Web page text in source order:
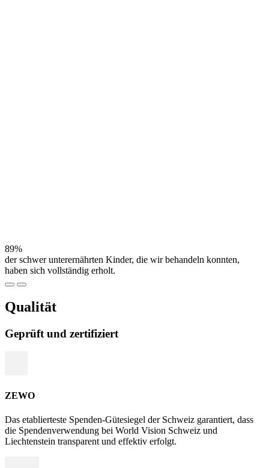
89%
der schwer unterernährten Kinder, die wir behandeln konnten,
haben sich vollständig erholt.
Qualität
Geprüft und zertifiziert
ZEWO
Das etablierteste Spenden-Gütesiegel der Schweiz garantiert, dass
die Spendenverwendung bei World Vision Schweiz und
Liechtenstein transparent und effektiv erfolgt.